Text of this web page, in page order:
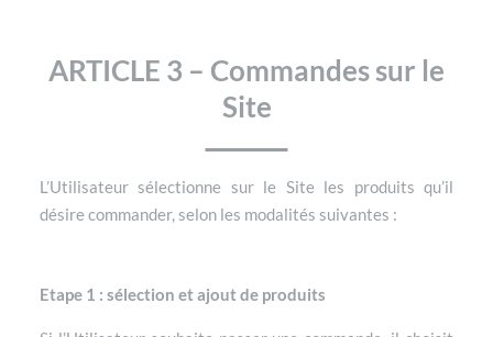
ARTICLE 3 – Commandes sur le
Site
L’Utilisateur sélectionne sur le Site les produits qu’il
désire commander, selon les modalités suivantes :
Etape 1 : sélection et ajout de produits